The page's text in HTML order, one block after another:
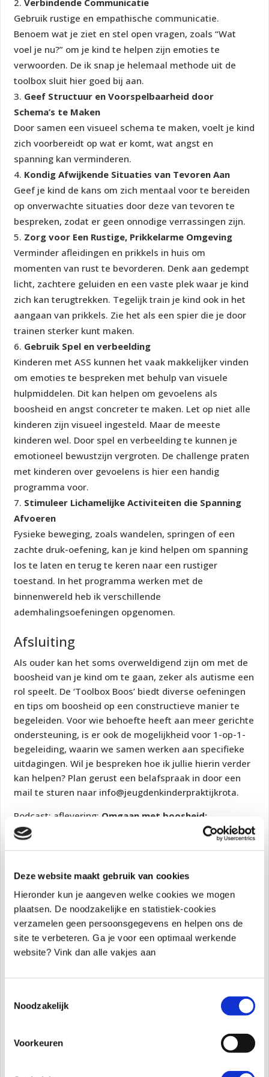
Deze website maakt gebruik van cookies
Hieronder kun je aangeven welke cookies we mogen
plaatsen. De noodzakelijke en statistiek-cookies
verzamelen geen persoonsgegevens en helpen ons de
site te verbeteren. Ga je voor een optimaal werkende
website? Vink dan alle vakjes aan
Noodzakelijk
Voorkeuren
Verbindende Communicatie
Gebruik rustige en empathische communicatie.
Benoem wat je ziet en stel open vragen, zoals “Wat
voel je nu?” om je kind te helpen zijn emoties te
verwoorden. De ik snap je helemaal methode uit de
toolbox sluit hier goed bij aan.
Geef Structuur en Voorspelbaarheid door
Schema’s te Maken
Door samen een visueel schema te maken, voelt je kind
zich voorbereidt op wat er komt, wat angst en
spanning kan verminderen.
Kondig Afwijkende Situaties van Tevoren Aan
Geef je kind de kans om zich mentaal voor te bereiden
op onverwachte situaties door deze van tevoren te
bespreken, zodat er geen onnodige verrassingen zijn.
Zorg voor Een Rustige, Prikkelarme Omgeving
Verminder afleidingen en prikkels in huis om
momenten van rust te bevorderen. Denk aan gedempt
licht, zachtere geluiden en een vaste plek waar je kind
zich kan terugtrekken. Tegelijk train je kind ook in het
aangaan van prikkels. Zie het als een spier die je door
trainen sterker kunt maken.
Gebruik Spel en verbeelding
Kinderen met ASS kunnen het vaak makkelijker vinden
om emoties te bespreken met behulp van visuele
hulpmiddelen. Dit kan helpen om gevoelens als
boosheid en angst concreter te maken. Let op niet alle
kinderen zijn visueel ingesteld. Maar de meeste
kinderen wel. Door spel en verbeelding te kunnen je
emotioneel bewustzijn vergroten. De challenge praten
met kinderen over gevoelens is hier een handig
programma voor.
Stimuleer Lichamelijke Activiteiten die Spanning
Afvoeren
Fysieke beweging, zoals wandelen, springen of een
zachte druk-oefening, kan je kind helpen om spanning
los te laten en terug te keren naar een rustiger
toestand. In het programma werken met de
binnenwereld heb ik verschillende
ademhalingsoefeningen opgenomen.
Afsluiting
Als ouder kan het soms overweldigend zijn om met de
boosheid van je kind om te gaan, zeker als autisme een
rol speelt. De ‘Toolbox Boos’ biedt diverse oefeningen
en tips om boosheid op een constructieve manier te
begeleiden. Voor wie behoefte heeft aan meer gerichte
ondersteuning, is er ook de mogelijkheid voor 1-op-1-
begeleiding, waarin we samen werken aan specifieke
uitdagingen. Wil je bespreken hoe ik jullie hierin verder
kan helpen? Plan gerust een belafspraak in door een
mail te sturen naar info@jeugdenkinderpraktijkrota.
Podcast: aflevering: Omgaan met boosheid:
praktische tips voor ouders van kinderen met
van kinderen met kenmerken van Autisme